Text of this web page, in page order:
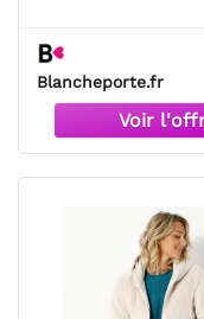
Blancheporte.fr